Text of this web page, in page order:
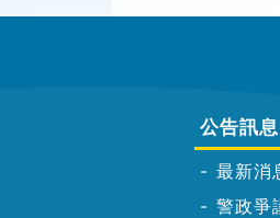
公告訊息
最新消
警政爭